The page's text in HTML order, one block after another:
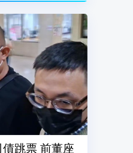
跳票 前董座